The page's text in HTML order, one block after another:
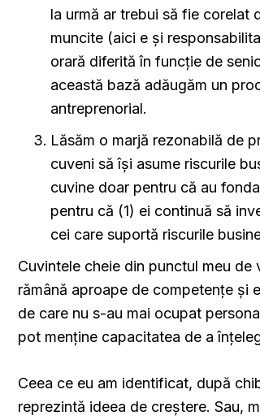
la urmă ar trebui să fie corelat
muncite (aici e și
orară diferită în funcție de
această bază adăugăm un
antreprenorial.
Lăsăm o marjă rezonabilă de
cuveni să își asume riscurile
cuvine doar pentru că au
pentru că (1) ei continuă să
cei care suportă riscurile
Cuvintele cheie din punctul meu de
rămână aproape de competențe și
de care nu s-au mai ocupat
pot menține capacitatea de a
Ceea ce eu am identificat, după
reprezintă ideea de creștere. Sau,